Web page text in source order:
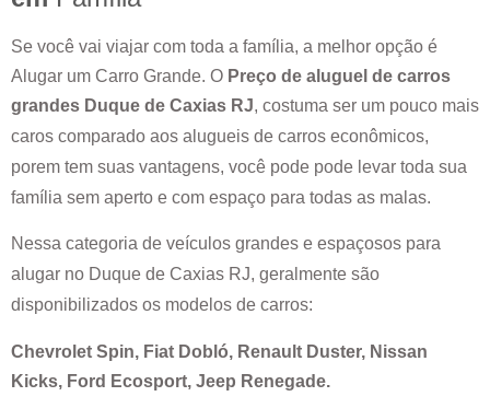
Se você vai viajar com toda a família, a melhor opção é
Alugar um Carro Grande. O Preço de aluguel de carros
grandes Duque de Caxias RJ, costuma ser um pouco mais
caros comparado aos alugueis de carros econômicos,
porem tem suas vantagens, você pode pode levar toda sua
família sem aperto e com espaço para todas as malas.
Nessa categoria de veículos grandes e espaçosos para
alugar no Duque de Caxias RJ, geralmente são
disponibilizados os modelos de carros:
Chevrolet Spin, Fiat Dobló, Renault Duster, Nissan
Kicks, Ford Ecosport, Jeep Renegade.